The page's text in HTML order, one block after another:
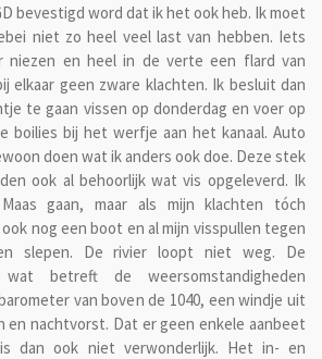
bevestigd word dat ik het ook heb. Ik moet
niet zo heel veel last van hebben. Iets
niezen en heel in de verte een flard van
elkaar geen zware klachten. Ik besluit dan
te gaan vissen op donderdag en voer op
boilies bij het werfje aan het kanaal. Auto
doen wat ik anders ook doe. Deze stek
ook al behoorlijk wat vis opgeleverd. Ik
gaan, maar als mijn klachten tóch
nog een boot en al mijn visspullen tegen
slepen. De rivier loopt niet weg. De
betreft de weersomstandigheden
van boven de 1040, een windje uit
en nachtvorst. Dat er geen enkele aanbeet
dan ook niet verwonderlijk. Het in- en